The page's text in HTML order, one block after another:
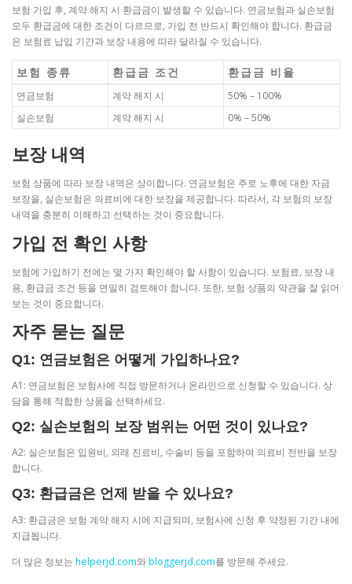
보험 가입 후, 계약 해지 시 환급금이 발생할 수 있습니다. 연금보험과 실손보험
모두 환급금에 대한 조건이 다르므로, 가입 전 반드시 확인해야 합니다. 환급금
은 보험료 납입 기간과 보장 내용에 따라 달라질 수 있습니다.
보험 종류 환급금 조건 환급금 비율
연금보험 계약 해지 시
50% – 100%
실손보험
계약 해지 시 0% – 50%
보장 내역
보험 상품에 따라 보장 내역은 상이합니다. 연금보험은 주로 노후에 대한 자금
보장을, 실손보험은 의료비에 대한 보장을 제공합니다. 따라서, 각 보험의 보장
내역을 충분히 이해하고 선택하는 것이 중요합니다.
가입 전 확인 사항
보험에 가입하기 전에는 몇 가지 확인해야 할 사항이 있습니다. 보험료, 보장 내
용, 환급금 조건 등을 면밀히 검토해야 합니다. 또한, 보험 상품의 약관을 잘 읽어
보는 것이 중요합니다.
자주 묻는 질문
Q1: 연금보험은 어떻게 가입하나요?
A1: 연금보험은 보험사에 직접 방문하거나 온라인으로 신청할 수 있습니다. 상
담을 통해 적합한 상품을 선택하세요.
Q2: 실손보험의 보장 범위는 어떤 것이 있나요?
A2: 실손보험은 입원비, 외래 진료비, 수술비 등을 포함하여 의료비 전반을 보장
합니다.
Q3: 환급금은 언제 받을 수 있나요?
A3: 환급금은 보험 계약 해지 시에 지급되며, 보험사에 신청 후 약정된 기간 내에
지급됩니다.
더 많은 정보는 helperjd.com와bloggerjd.com를 방문해 주세요.